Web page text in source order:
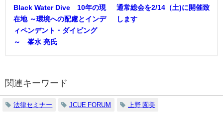
Black Water Dive®10年の現
在地 ～環境への配慮とインデ
ィペンデント・ダイビング
～ 峯水 亮氏
通常総会を2/14（土)に開催致
します
関連キーワード
法律セミナー JCUE FORUM 上野 園美